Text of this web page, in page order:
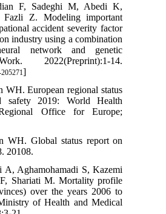
F, Sadeghi M, Abedi K,
Fazli Z. Modeling important
accident severity factor
industry using a combination
network and genetic
2022(Preprint):1-14.
]
WH. European regional status
safety 2019: World Health
Office for Europe;
WH. Global status report on
20108.
A, Aghamohamadi S, Kazemi
Shariati M. Mortality profile
over the years 2006 to
of Health and Medical